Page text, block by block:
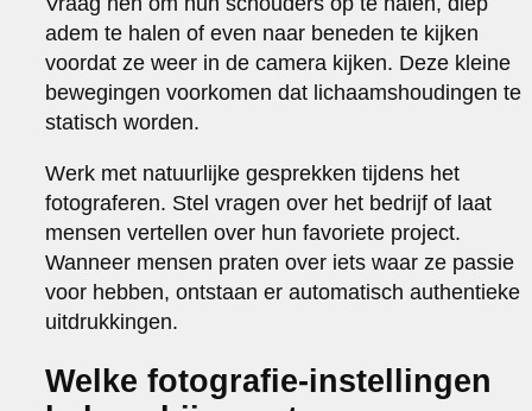
adem te halen of even naar beneden te kijken
voordat ze weer in de camera kijken. Deze kleine
bewegingen voorkomen dat lichaamshoudingen te
statisch worden.
Werk met natuurlijke gesprekken tijdens het
fotograferen. Stel vragen over het bedrijf of laat
mensen vertellen over hun favoriete project.
Wanneer mensen praten over iets waar ze passie
voor hebben, ontstaan er automatisch authentieke
uitdrukkingen.
Welke fotografie-instellingen